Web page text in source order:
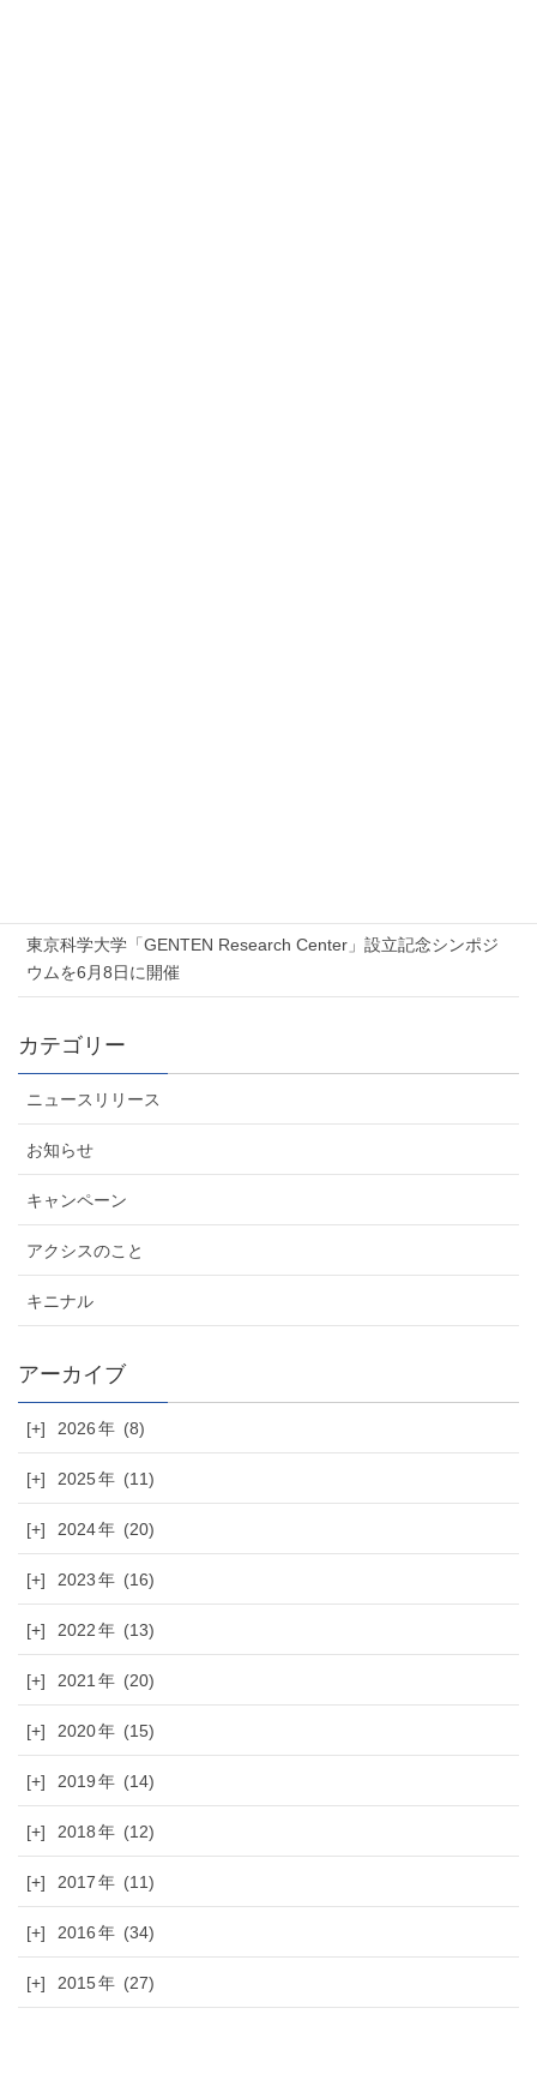
東京科学大学「GENTEN Research Center」設立記念シンポジ
ウムを6月8日に開催
カテゴリー
ニュースリリース
お知らせ
キャンペーン
アクシスのこと
キニナル
[+] 2026 (8)
[+] 2025 (11)
[+] 2024 (20)
[+] 2023 (16)
[+] 2022 (13)
[+] 2021 (20)
[+] 2020 (15)
[+] 2019 (14)
[+] 2018 (12)
[+] 2017 (11)
[+] 2016 (34)
[+] 2015 (27)